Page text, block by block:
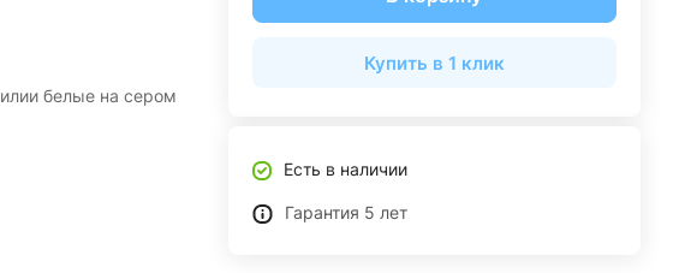
белые на сером
Купить в 1 клик
Есть в наличии
Гарантия 5 лет